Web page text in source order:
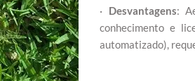
· Desvantagens:
conhecimento e
automatizado),